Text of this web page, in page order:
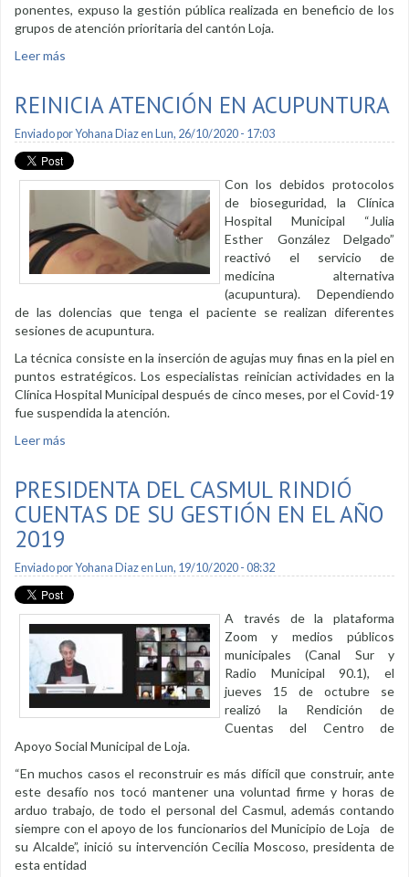
ponentes, expuso la gestión pública realizada en beneficio de los
grupos de atención prioritaria del cantón Loja.
Leer más
REINICIA ATENCIÓN EN ACUPUNTURA
Enviado porYohana Diazen Lun, 26/10/2020 - 17:03
Con los debidos protocolos
de bioseguridad, la Clínica
Hospital Municipal “Julia
Esther González Delgado”
reactivó el servicio de
medicina alternativa
(acupuntura). Dependiendo
de las dolencias que tenga el paciente se realizan diferentes
sesiones de acupuntura.
La técnica consiste en la inserción de agujas muy finas en la piel en
puntos estratégicos. Los especialistas reinician actividades en la
Clínica Hospital Municipal después de cinco meses, por el Covid-19
fue suspendida la atención.
Leer más
PRESIDENTA DEL CASMUL RINDIÓ
CUENTAS DE SU GESTIÓN EN EL AÑO
2019
Enviado porYohana Diazen Lun, 19/10/2020 - 08:32
A través de la plataforma
Zoom y medios públicos
municipales (Canal Sur y
Radio Municipal 90.1), el
jueves 15 de octubre se
realizó la Rendición de
Cuentas del Centro de
Apoyo Social Municipal de Loja.
“En muchos casos el reconstruir es más difícil que construir, ante
este desafío nos tocó mantener una voluntad firme y horas de
arduo trabajo, de todo el personal del Casmul, además contando
siempre con el apoyo de los funcionarios del Municipio de Loja de
su Alcalde”, inició su intervención Cecilia Moscoso, presidenta de
esta entidad